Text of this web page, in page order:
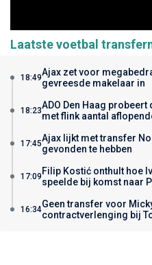
Laatste voetbal
18:49Ajax zet voor
gevreesde makelaar in
18:23ADO Den Haag
met flink aantal
17:45Ajax lijkt met transfer
gevonden te hebben
17:09 Filip Kostić onthult hoe
speelde bij komst naar
16:34Geen transfer voor
contractverlenging bij